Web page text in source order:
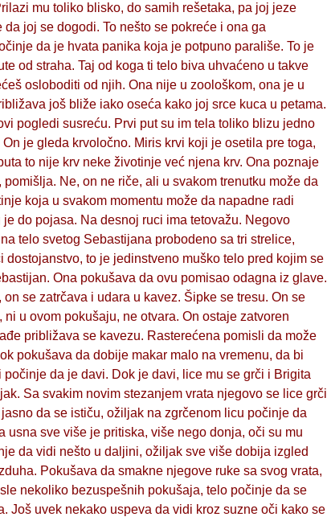
mu toliko blisko, do samih rešetaka, pa joj jeze
joj se dogodi. To nešto se pokreće i ona ga
da je hvata panika koja je potpuno parališe. To je
od straha. Taj od koga ti telo biva uhvaćeno u takve
osloboditi od njih. Ona nije u zoološkom, ona je u
još bliže iako oseća kako joj srce kuca u petama.
pogledi susreću. Prvi put su im tela toliko blizu jedno
je gleda krvoločno. Miris krvi koji je osetila pre toga,
to nije krv neke životinje već njena krv. Ona poznaje
Ne, on ne riče, ali u svakom trenutku može da
koja u svakom momentu može da napadne radi
do pojasa. Na desnoj ruci ima tetovažu. Negovo
telo svetog Sebastijana probodeno sa tri strelice,
to je jedinstveno muško telo pred kojim se
Ona pokušava da ovu pomisao odagna iz glave.
se zatrčava i udara u kavez. Šipke se tresu. On se
u ovom pokušaju, ne otvara. On ostaje zatvoren
približava se kavezu. Rasterećena pomisli da može
pokušava da dobije makar malo na vremenu, da bi
da je davi. Dok je davi, lice mu se grči i Brigita
Sa svakim novim stezanjem vrata njegovo se lice grči
da se ističu, ožiljak na zgrčenom licu počinje da
sve više je pritiska, više nego donja, oči su mu
da vidi nešto u daljini, ožiljak sve više dobija izgled
Pokušava da smakne njegove ruke sa svog vrata,
nekoliko bezuspešnih pokušaja, telo počinje da se
Još uvek nekako uspeva da vidi kroz suzne oči kako se